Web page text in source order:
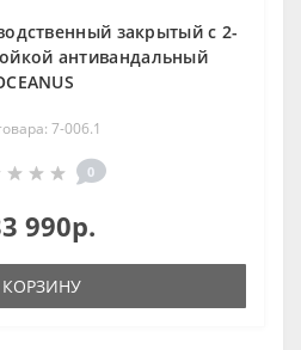
закрытый с 2-
антивандальный
7-006.1
0
990р.
КОРЗИНУ